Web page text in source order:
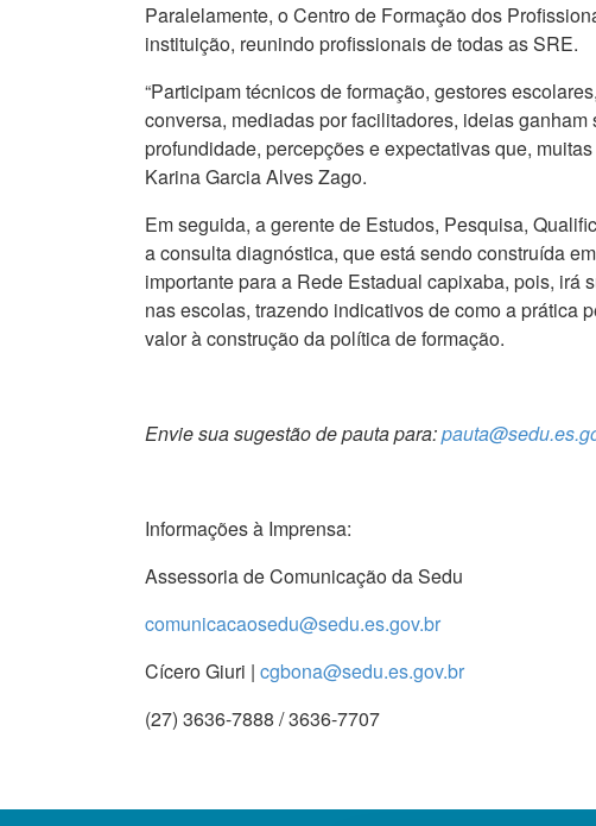
Paralelamente, o Centro de Formação dos
instituição, reunindo profissionais de todas as SRE.
“Participam técnicos de formação, gestores
conversa, mediadas por facilitadores, ideias
profundidade, percepções e expectativas que,
Karina Garcia Alves Zago.
Em seguida, a gerente de Estudos, Pesquisa,
a consulta diagnóstica, que está sendo construída
importante para a Rede Estadual capixaba, pois, irá
nas escolas, trazendo indicativos de como a prática
valor à construção da política de formação.
Envie sua sugestão de pauta para:
Informações à Imprensa:
Assessoria de Comunicação da Sedu
comunicacaosedu@sedu.es.gov.br
Cícero Giuri | cgbona@sedu.es.gov.br
(27) 3636-7888 / 3636-7707